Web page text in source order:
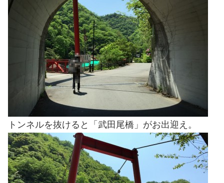
トンネルを抜けると「武田尾橋」がお出迎え。